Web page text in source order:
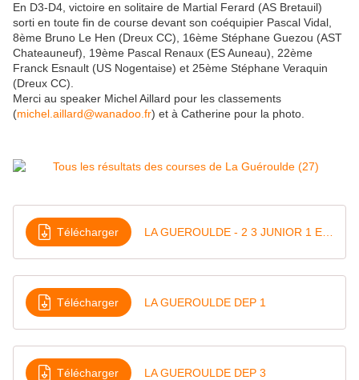
En D3-D4, victoire en solitaire de Martial Ferard (AS Bretauil)
sorti en toute fin de course devant son coéquipier Pascal Vidal,
8ème Bruno Le Hen (Dreux CC), 16ème Stéphane Guezou (AST
Chateauneuf), 19ème Pascal Renaux (ES Auneau), 22ème
Franck Esnault (US Nogentaise) et 25ème Stéphane Veraquin
(Dreux CC).
Merci au speaker Michel Aillard pour les classements
(michel.aillard@wanadoo.fr) et à Catherine pour la photo.
Télécharger
Télécharger LA GUEROULDE DEP 1
Télécharger LA GUEROULDE DEP 3